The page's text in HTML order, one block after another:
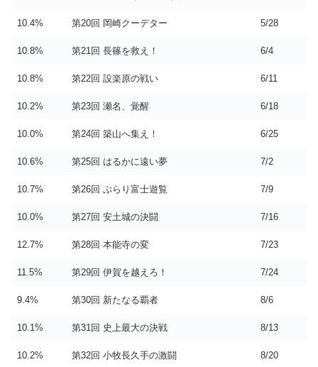
10.4% 第20回 岡崎クーデター 5/28
10.8% 第21回 長篠を救え！ 6/4
10.8% 第22回 設楽原の戦い 6/11
10.2% 第23回 瀬名、覚醒 6/18
10.0% 第24回 築山へ集え！ 6/25
10.6% 第25回 はるかに遠い夢 7/2
10.7% 第26回 ぶらり富士遊覧 7/9
10.0% 第27回 安土城の決闘 7/16
12.7% 第28回 本能寺の変 7/23
11.5% 第29回 伊賀を越えろ！ 7/24
9.4% 第30回 新たなる覇者 8/6
10.1% 第31回 史上最大の決戦 8/13
10.2% 第32回 小牧長久手の激闘 8/20